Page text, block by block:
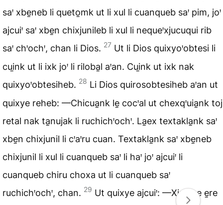
saꞌ xbe̱neb li queto̱mk ut li xul li cuanqueb saꞌ pim, joꞌ
ajcuiꞌ saꞌ xbe̱n chixjunileb li xul li nequeꞌxjucuqui rib
saꞌ chꞌochꞌ, chan li Dios. 27 Ut li Dios quixyoꞌobtesi li
cui̱nk ut li ixk joꞌ li riloba̱l aꞌan. Cui̱nk ut ixk nak
quixyoꞌobtesiheb. 28 Li Dios quirosobtesiheb aꞌan ut
quixye reheb: —Chicua̱nk le̱ cocꞌal ut chexqꞌuia̱nk toj
retal nak ta̱nujak li ruchichꞌochꞌ. La̱ex textakla̱nk saꞌ
xbe̱n chixjunil li cꞌaꞌru cuan. Textakla̱nk saꞌ xbe̱neb
chixjunil li xul li cuanqueb saꞌ li haꞌ joꞌ ajcuiꞌ li
cuanqueb chiru choxa ut li cuanqueb saꞌ
ruchichꞌochꞌ, chan. 29 Ut quixye ajcuiꞌ: —Xinqꞌue e̱re